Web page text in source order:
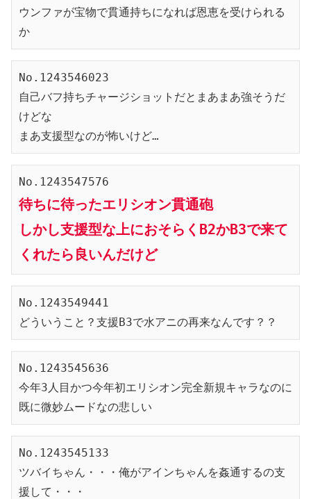
ウンファが宝物で貫通持ちになれば恩恵を受けられる
か
No.1243546023
自己バフ持ちチャージショットだとまあまあ強そうだ
けどな
まあ支援型なのが怖いけど…
No.1243547576
待ちに待ったエリシオン貫通砲
しかし支援型な上におそらくB2かB3で来て
くれたら良いんだけど
No.1243549441
どういうこと？支援B3で水アニの再来なんです？？
No.1243545636
今年3人目かつ今年初エリシオン完全新規キャラなのに
既に微妙ムードなの悲しい
No.1243545133
ツバイちゃん・・・俺がアインちゃんを姦通するの支
援して・・・